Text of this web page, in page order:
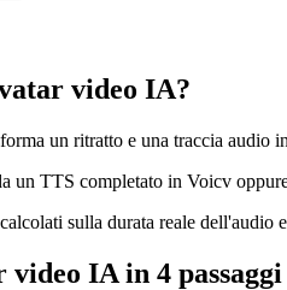
video IA?
un ritratto e una traccia audio
un TTS completato in Voicv
sulla durata reale dell'audio
video IA in 4 passaggi